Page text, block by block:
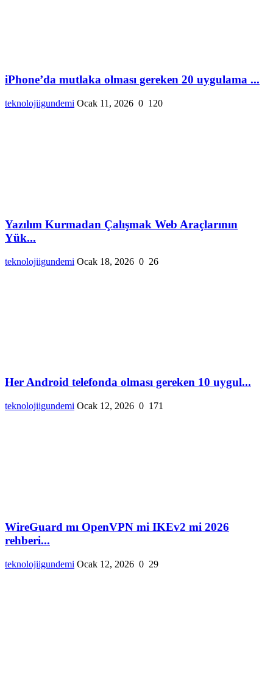
iPhone’da mutlaka olması gereken 20 uygulama ...
teknolojiigundemi Ocak 11, 2026 0 120
Yazılım Kurmadan Çalışmak Web Araçlarının
Yük...
teknolojiigundemi Ocak 18, 2026 0 26
Her Android telefonda olması gereken 10 uygul...
teknolojiigundemi Ocak 12, 2026 0 171
WireGuard mı OpenVPN mi IKEv2 mi 2026
rehberi...
teknolojiigundemi Ocak 12, 2026 0 29